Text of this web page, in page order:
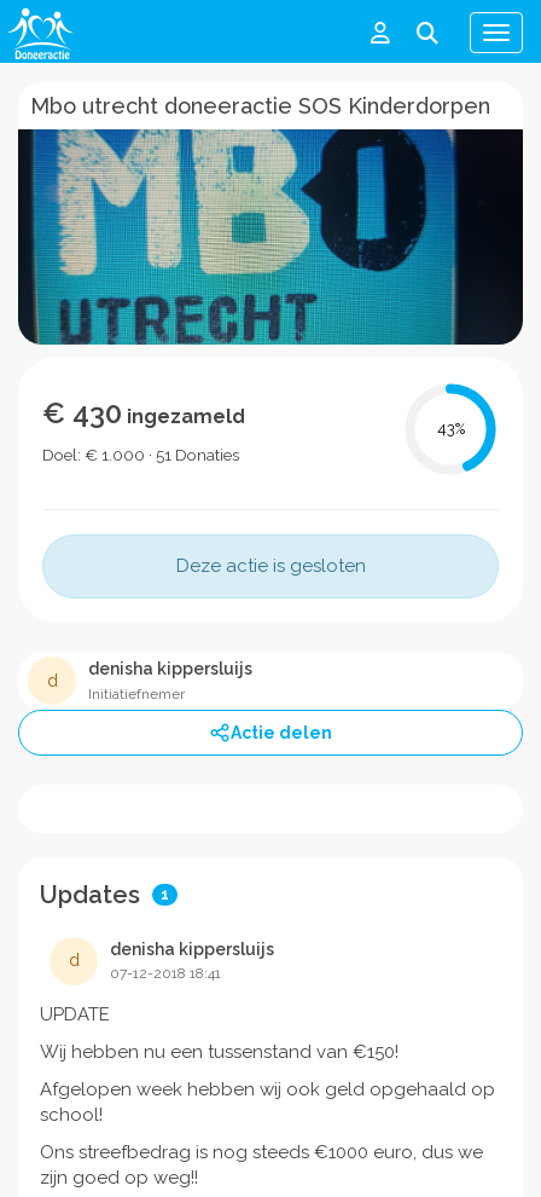
Menu
Mbo utrecht doneeractie SOS Kinderdorpen
€ 430 ingezameld
Doel: € 1.000 · 51 Donaties
43%
Deze actie is gesloten
d
denisha kippersluijs
Initiatiefnemer
Actie delen
Updates 1
d
denisha kippersluijs
07-12-2018 18:41
UPDATE
Wij hebben nu een tussenstand van €150!
Afgelopen week hebben wij ook geld opgehaald op
school!
Ons streefbedrag is nog steeds €1000 euro, dus we
zijn goed op weg!!